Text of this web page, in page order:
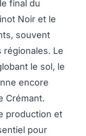
final du
Noir et le
souvent
régionales. Le
le sol, le
encore
Crémant.
production et
pour